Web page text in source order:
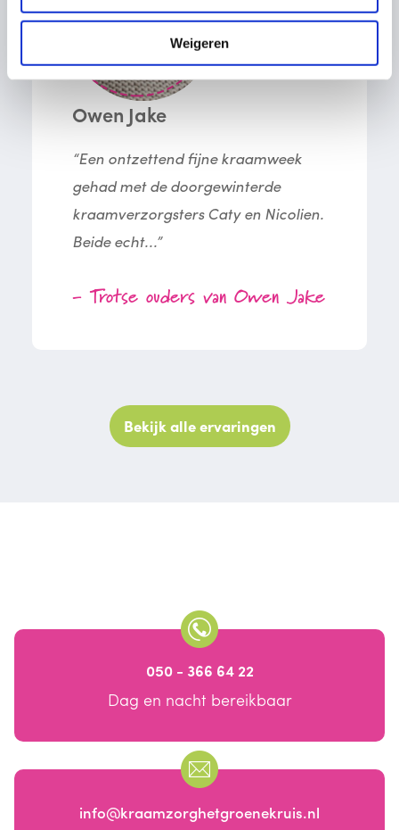
Weigeren
Owen Jake
“Een ontzettend fijne kraamweek
gehad met de doorgewinterde
kraamverzorgsters Caty en Nicolien.
Beide echt...”
- Trotse ouders van Owen Jake
Bekijk alle ervaringen
050 - 366 64 22
Dag en nacht bereikbaar
info@kraamzorghetgroenekruis.nl